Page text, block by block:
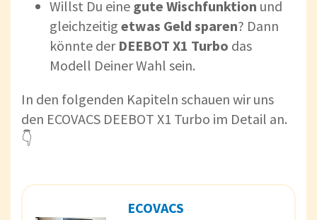
Willst Du eine gute Wischfunktion und
gleichzeitig etwas Geld sparen? Dann
könnte der DEEBOT X1 Turbo das
Modell Deiner Wahl sein.
In den folgenden Kapiteln schauen wir uns
den ECOVACS DEEBOT X1 Turbo im Detail an.
👇
ECOVACS